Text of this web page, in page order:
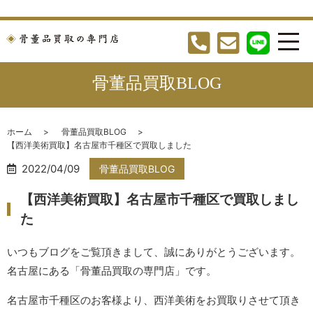
骨董品買取BLOG
ホーム
骨董品買取BLOG
【西洋美術買取】名古屋市千種区で買取しました
2022/04/09 骨董品買取BLOG
【西洋美術買取】名古屋市千種区で買取しまし
た
いつもブログをご覧頂きまして、誠にありがとうございます。
名古屋にある「骨董品買取の専門店」です。
名古屋市千種区のお客様より、西洋美術をお買取りさせて頂き